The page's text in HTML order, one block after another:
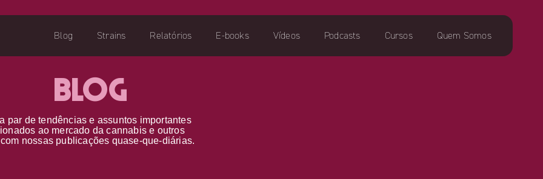
Blog Strains Relatórios E-books Vídeos Podcasts Cursos Quem Somos
Blog
par detendências e assuntos importantes
ao mercado da cannabis e outros
com nossas publicações quase-que-diárias.